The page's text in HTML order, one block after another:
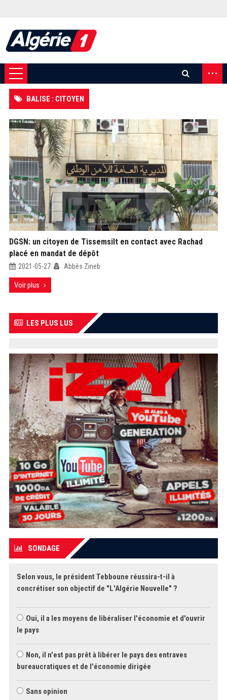
...
BALISE : CITOYEN
DGSN: un citoyen de Tissemsilt en contact avec Rachad
placé en mandat de dépôt
2021-05-27 Abbès Zineb
Voir plus
LES PLUS LUS
SONDAGE
Selon vous, le président Tebboune réussira-t-il à
concrétiser son objectif de "L'Algérie Nouvelle" ?
Oui, il a les moyens de libéraliser l'économie et d'ouvrir
le pays
Non, il n'est pas prêt à libérer le pays des entraves
bureaucratiques et de l'économie dirigée
Sans opinion